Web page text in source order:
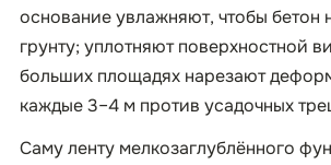
основание увлажняют, чтобы бетон
грунту; уплотняют поверхностной
больших площадях нарезают
каждые 3–4 м против усадочных
Саму ленту мелкозаглублённого